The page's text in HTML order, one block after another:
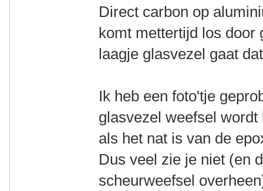
Direct carbon op
komt mettertijd los door
laagje glasvezel gaat
Ik heb een foto'tje
glasvezel weefsel
als het nat is van de
Dus veel zie je niet (en
scheurweefsel